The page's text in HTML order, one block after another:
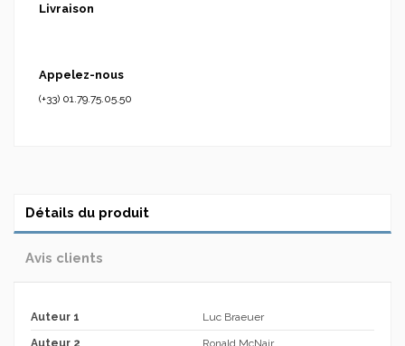
Livraison
Appelez-nous
(+33) 01.79.75.05.50
Détails du produit
Avis clients
Auteur 1 Luc Braeuer
Auteur 2 Ronald McNair